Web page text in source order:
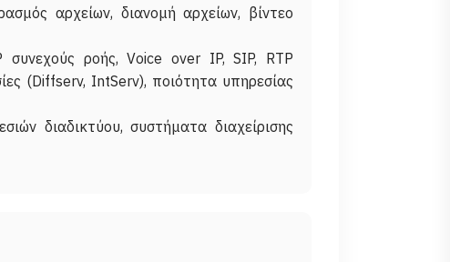
αρχείων, διανομή αρχείων, βίντεο
ροής, Voice over IP, SIP, RTP
(Diffserv, IntServ), ποιότητα υπηρεσίας
διαδικτύου, συστήματα διαχείρισης